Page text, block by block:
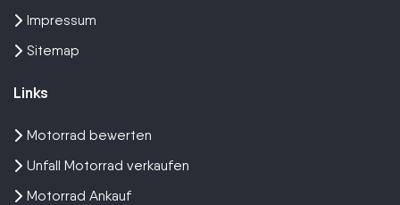
Impressum
Sitemap
Links
Motorrad bewerten
Unfall Motorrad verkaufen
Motorrad Ankauf